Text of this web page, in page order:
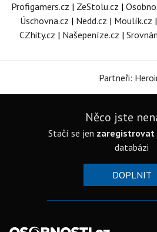
Profigamers.cz | ZeStolu.cz |
Úschovna.cz | Nedd.cz | Moulík.cz |
CZhity.cz | Našepeníze.cz |
Partneři:
Něco jste
Stačí se jen zaregistrovat
databázi
DOPLNIT